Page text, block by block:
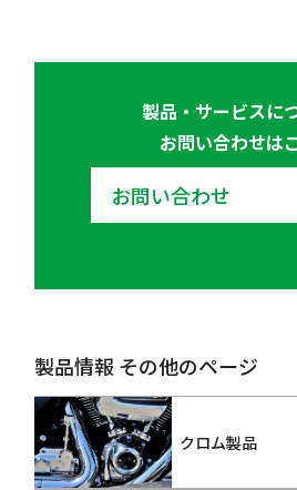
製品・サービスに
お問い合わせは
お問い合わせ
製品情報 その他のページ
クロム製品